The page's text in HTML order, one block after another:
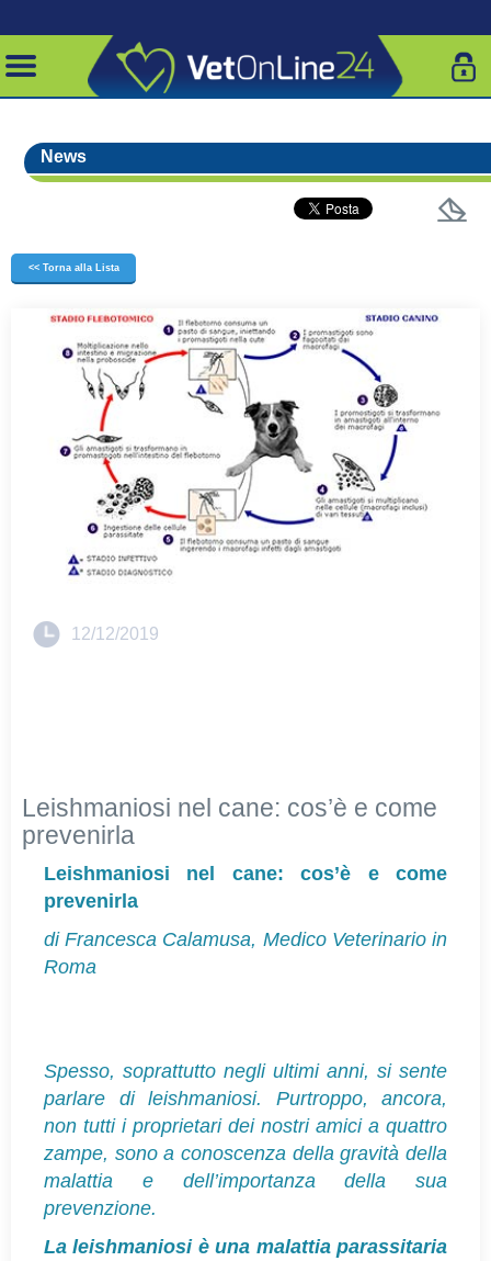
News
<< Torna alla Lista
12/12/2019
Leishmaniosi nel cane: cos’è e come
prevenirla
Leishmaniosi nel cane: cos’è e come
prevenirla
di Francesca Calamusa, Medico Veterinario in
Roma
Spesso, soprattutto negli ultimi anni, si sente
parlare di leishmaniosi. Purtroppo, ancora,
non tutti i proprietari dei nostri amici a quattro
zampe, sono a conoscenza della gravità della
malattia e dell’importanza della sua
prevenzione.
La leishmaniosi è una malattia parassitaria